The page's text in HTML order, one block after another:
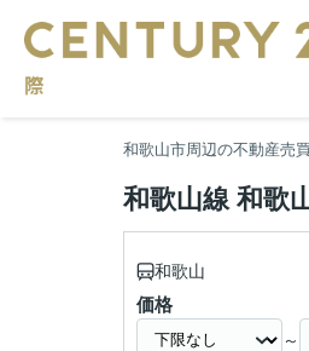
和歌山市周辺の不動産売
和歌山線 和歌
和歌山
価格
～